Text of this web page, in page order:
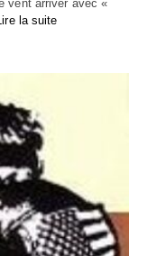
vent arriver avec «
la suite